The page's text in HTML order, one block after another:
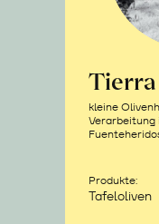
kleine
Verarbeitung
Produkte:
Tafeloliven